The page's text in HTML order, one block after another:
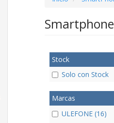
Stock
Solo con Stock
Marcas
ULEFONE (16)